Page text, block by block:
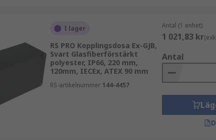
vissa är multifunktionella. Dock bör du aldrig
och bör inte användas för en takfläkt.
IP66, IP67 och IP68 finns tillgängliga
I lager
RS PRO Kopplingsdosa Ex-GJB,
Svart Glasfiberförstärkt
polyester, IP66, 220 mm,
120mm, IECEx, ATEX 90 mm
RS-artikelnummer 144-4457
Antal (1 enhet)
1 021,83 kr
Antal